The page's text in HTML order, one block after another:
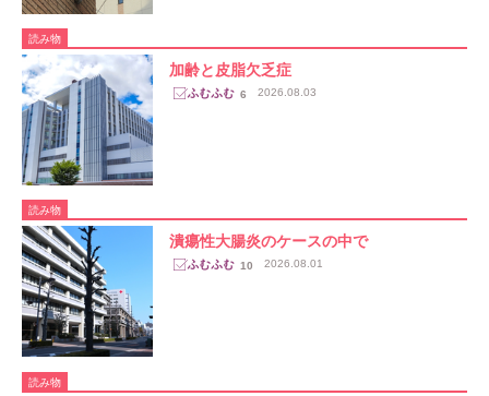
読み物
加齢と皮脂欠乏症
6 2026.08.03
読み物
潰瘍性大腸炎のケースの中で
10 2026.08.01
読み物